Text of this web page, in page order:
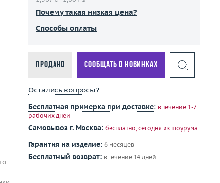
Почему такая низкая цена?
Способы оплаты
Продано Сообщать о новинках
Остались вопросы?
Бесплатная примерка при доставке: в течение 1-7
рабочих дней
Самовывоз г. Москва: бесплатно, сегодня из шоурума
Гарантия на изделие: 6 месяцев
Бесплатный возврат: в течение 14 дней